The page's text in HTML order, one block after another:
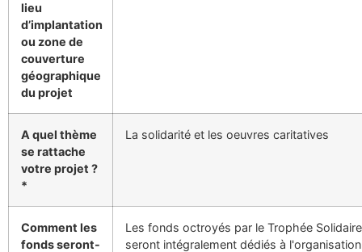
lieu
d’implantation
ou zone de
couverture
géographique
du projet
A quel thème
se rattache
votre projet ?
*
La solidarité et les oeuvres caritatives
Comment les
fonds seront-
Les fonds octroyés par le Trophée
seront intégralement dédiés à